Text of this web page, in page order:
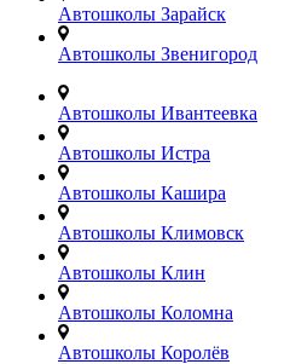
Автошколы Зарайск
Автошколы Звенигород
Автошколы Ивантеевка
Автошколы Истра
Автошколы Кашира
Автошколы Климовск
Автошколы Клин
Автошколы Коломна
Автошколы Королёв